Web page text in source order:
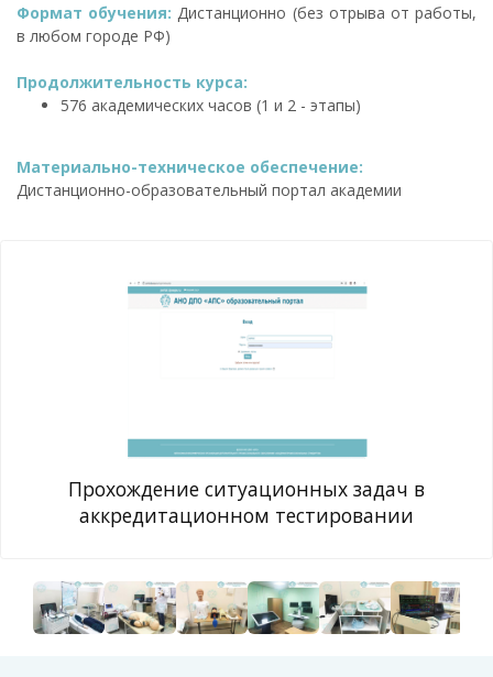
Формат обучения:Дистанционно (без отрыва от работы,
в любом городе РФ)
Продолжительность курса:
576 академических часов (1 и 2 - этапы)
Материально-техническое обеспечение:
Дистанционно-образовательный портал академии
Прохождение ситуационных задач в
аккредитационном тестировании